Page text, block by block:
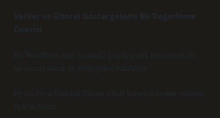
Veriler ve Güncel Göstergelerle Bir Değerleme
Önerisi
Bir WordPress blog yazısında gerçek grafik üretemesek de,
kavramsal olarak şu göstergelere bakılabilir:
Piyasa Fiyat Endeksi: Zaman içinde kalsedon taşının ortalama
fiyat değişimi.